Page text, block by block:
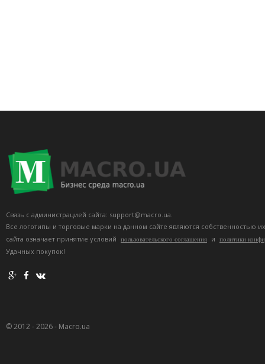
Связь с администрацией сайта: support@macro.ua.
Все логотипы и торговые марки на данном сайте являются собственностью
сайта означает принятие условий
пользовательского соглашения и политики
Удачных покупок!
© 2012 - 2026 - Macro.ua